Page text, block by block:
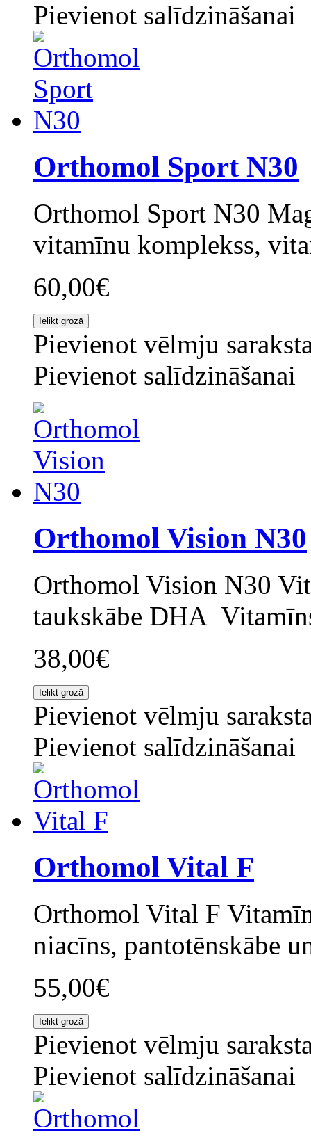
Pievienot salīdzināšanai
Orthomol Sport N30
Orthomol Sport N30
vitamīnu komplekss,
60,00€
Pievienot vēlmju
Pievienot salīdzināšanai
Orthomol Vision N30
Orthomol Vision N30
taukskābe DHA
38,00€
Pievienot vēlmju
Pievienot salīdzināšanai
Orthomol Vital F
Orthomol Vital F
niacīns, pantotēnskābe
55,00€
Pievienot vēlmju
Pievienot salīdzināšanai